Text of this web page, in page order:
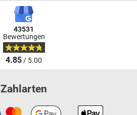
43531
Bewertungen
4.85/ 5.00
Zahlarten